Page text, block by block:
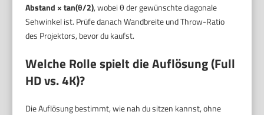
Abstand × tan(θ/2), wobei θ der gewünschte diagonale
Sehwinkel ist. Prüfe danach Wandbreite und Throw-Ratio
des Projektors, bevor du kaufst.
Welche Rolle spielt die Auflösung (Full
HD vs. 4K)?
Die Auflösung bestimmt, wie nah du sitzen kannst, ohne